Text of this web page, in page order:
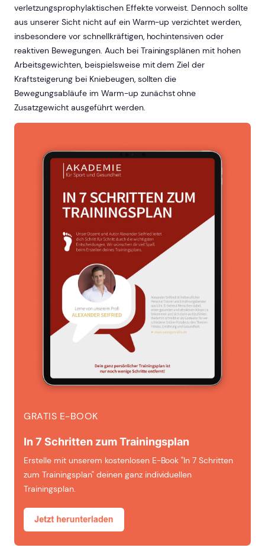
verletzungsprophylaktischen Effekte vorweist. Dennoch sollte
aus unserer Sicht nicht auf ein Warm-up verzichtet werden,
insbesondere vor schnellkräftigen, hochintensiven oder
reaktiven Bewegungen. Auch bei Trainingsplänen mit hohen
Arbeitsgewichten, beispielsweise mit dem Ziel der
Kraftsteigerung bei Kniebeugen, sollten die
Bewegungsabläufe im Warm-up zunächst ohne
Zusatzgewicht ausgeführt werden.
GRATIS E-BOOK
In 7 Schritten zum Trainingsplan
Erstelle mit unserem kostenlosen E-Book "In 7 Schritten
zum Trainingsplan" deinen ganz individuellen
Trainingsplan.